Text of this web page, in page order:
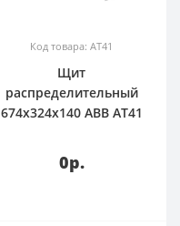
Код товара: AT41
Щит
распределительный
674х324х140 ABB AT41
0р.